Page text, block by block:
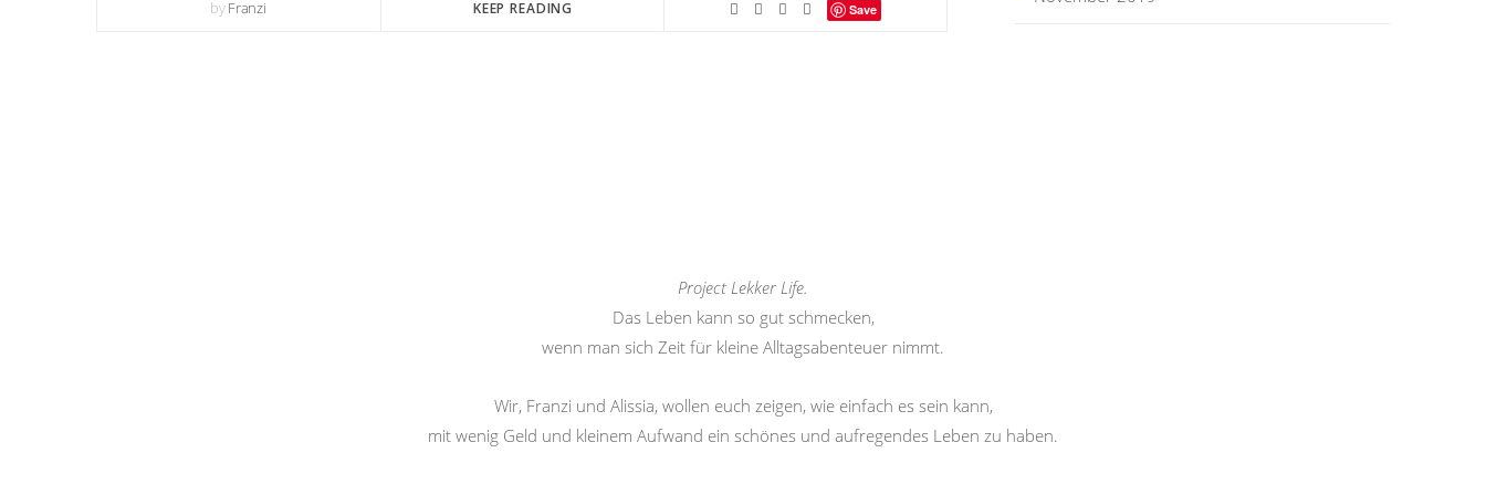
byFranzi KEEP READING Save
Project Lekker Life.
Das Leben kann so gut schmecken,
wenn man sich Zeit für kleine Alltagsabenteuer nimmt.
Wir, Franzi und Alissia, wollen euch zeigen, wie einfach es sein kann,
mit wenig Geld und kleinem Aufwand ein schönes und aufregendes Leben zu haben.